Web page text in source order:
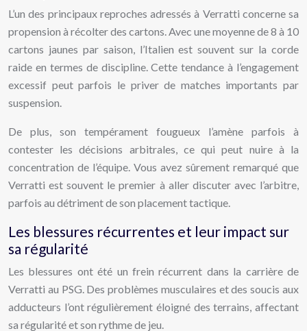
L’un des principaux reproches adressés à Verratti concerne sa
propension à récolter des cartons. Avec une moyenne de 8 à 10
cartons jaunes par saison, l’Italien est souvent sur la corde
raide en termes de discipline. Cette tendance à l’engagement
excessif peut parfois le priver de matches importants par
suspension.
De plus, son tempérament fougueux l’amène parfois à
contester les décisions arbitrales, ce qui peut nuire à la
concentration de l’équipe. Vous avez sûrement remarqué que
Verratti est souvent le premier à aller discuter avec l’arbitre,
parfois au détriment de son placement tactique.
Les blessures récurrentes et leur impact sur
sa régularité
Les blessures ont été un frein récurrent dans la carrière de
Verratti au PSG. Des problèmes musculaires et des soucis aux
adducteurs l’ont régulièrement éloigné des terrains, affectant
sa régularité et son rythme de jeu.